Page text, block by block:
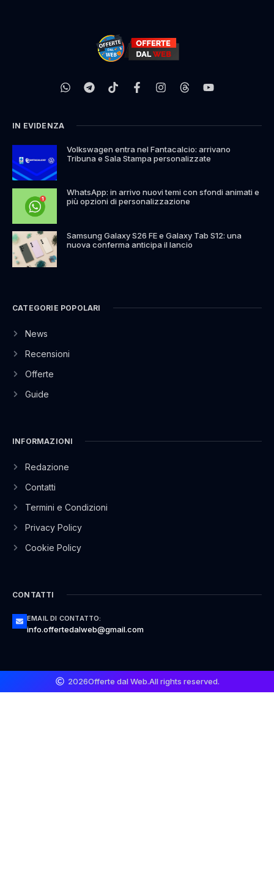
IN EVIDENZA
Volkswagen entra nel Fantacalcio: arrivano
Tribuna e Sala Stampa personalizzate
WhatsApp: in arrivo nuovi temi con sfondi animati e
più opzioni di personalizzazione
Samsung Galaxy S26 FE e Galaxy Tab S12: una
nuova conferma anticipa il lancio
CATEGORIE POPOLARI
News
Recensioni
Offerte
Guide
INFORMAZIONI
Redazione
Contatti
Termini e Condizioni
Privacy Policy
Cookie Policy
CONTATTI
EMAIL DI CONTATTO:
info.offertedalweb@gmail.com
2026Offerte dal Web.All rights reserved.